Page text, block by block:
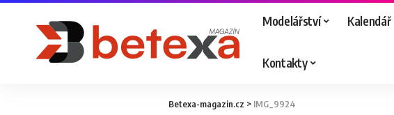
Modelářství Kalendář
Kontakty
Betexa-magazin.cz > IMG_9924